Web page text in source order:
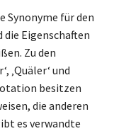
Synonyme für den
die Eigenschaften
Zu den
‚Quäler‘ und
besitzen
die anderen
es verwandte